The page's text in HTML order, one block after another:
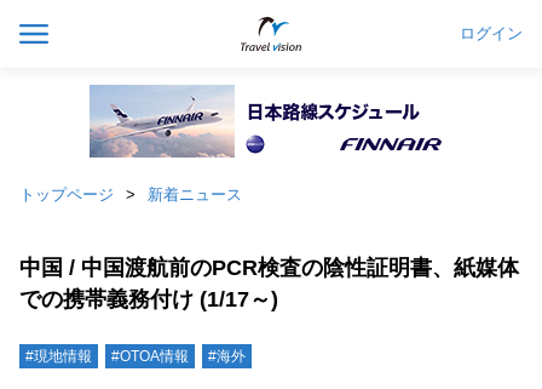
ログイン
トップページ 新着ニュース
中国 / 中国渡航前のPCR検査の陰性証明書、紙媒体
での携帯義務付け (1/17～)
#現地情報 #OTOA情報 #海外